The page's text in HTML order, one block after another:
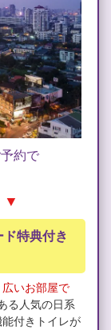
約で
▼
特典付き
いお部屋で
る人気の日系
付きトイレが